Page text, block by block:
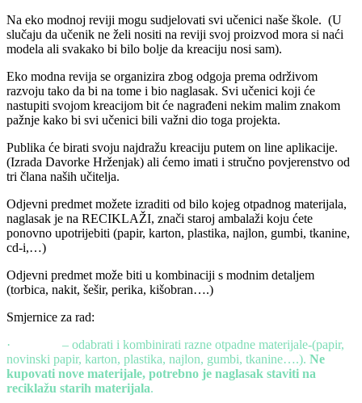
Na eko modnoj reviji mogu sudjelovati svi učenici naše škole. (U
slučaju da učenik ne želi nositi na reviji svoj proizvod mora si naći
modela ali svakako bi bilo bolje da kreaciju nosi sam).
Eko modna revija se organizira zbog odgoja prema održivom
razvoju tako da bi na tome i bio naglasak. Svi učenici koji će
nastupiti svojom kreacijom bit će nagrađeni nekim malim znakom
pažnje kako bi svi učenici bili važni dio toga projekta.
Publika će birati svoju najdražu kreaciju putem on line aplikacije.
(Izrada Davorke Hrženjak) ali ćemo imati i stručno povjerenstvo od
tri člana naših učitelja.
Odjevni predmet možete izraditi od bilo kojeg otpadnog materijala,
naglasak je na RECIKLAŽI, znači staroj ambalaži koju ćete
ponovno upotrijebiti (papir, karton, plastika, najlon, gumbi, tkanine,
cd-i,…)
Odjevni predmet može biti u kombinaciji s modnim detaljem
(torbica, nakit, šešir, perika, kišobran….)
Smjernice za rad:
· – odabrati i kombinirati razne otpadne materijale-(papir,
novinski papir, karton, plastika, najlon, gumbi, tkanine….). Ne
kupovati nove materijale, potrebno je naglasak staviti na
reciklažu starih materijala.